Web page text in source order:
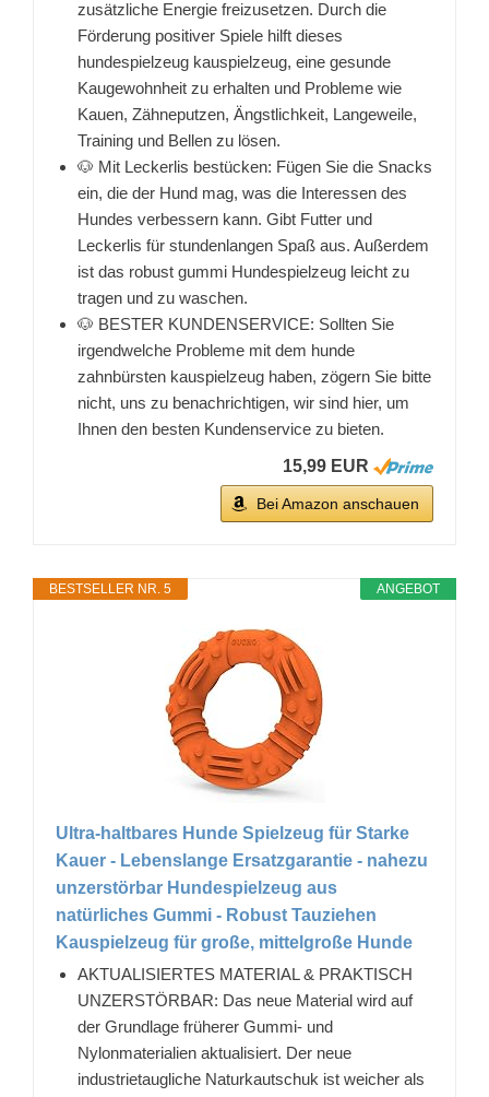
zusätzliche Energie freizusetzen. Durch die
Förderung positiver Spiele hilft dieses
hundespielzeug kauspielzeug, eine gesunde
Kaugewohnheit zu erhalten und Probleme wie
Kauen, Zähneputzen, Ängstlichkeit, Langeweile,
Training und Bellen zu lösen.
🐶 Mit Leckerlis bestücken: Fügen Sie die Snacks
ein, die der Hund mag, was die Interessen des
Hundes verbessern kann. Gibt Futter und
Leckerlis für stundenlangen Spaß aus. Außerdem
ist das robust gummi Hundespielzeug leicht zu
tragen und zu waschen.
🐶 BESTER KUNDENSERVICE: Sollten Sie
irgendwelche Probleme mit dem hunde
zahnbürsten kauspielzeug haben, zögern Sie bitte
nicht, uns zu benachrichtigen, wir sind hier, um
Ihnen den besten Kundenservice zu bieten.
15,99 EUR
Bei Amazon anschauen
ANGEBOT
BESTSELLER NR. 5
Ultra-haltbares Hunde Spielzeug für Starke
Kauer - Lebenslange Ersatzgarantie - nahezu
unzerstörbar Hundespielzeug aus
natürliches Gummi - Robust Tauziehen
Kauspielzeug für große, mittelgroße Hunde
AKTUALISIERTES MATERIAL & PRAKTISCH
UNZERSTÖRBAR: Das neue Material wird auf
der Grundlage früherer Gummi- und
Nylonmaterialien aktualisiert. Der neue
industrietaugliche Naturkautschuk ist weicher als